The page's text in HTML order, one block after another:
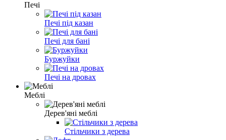
Печі
Печі під казан
Печі для бані
Буржуйки
Печі на дровах
Меблі
Дерев'яні меблі
Стільчики з дерева